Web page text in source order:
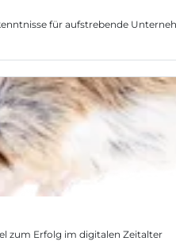
für aufstrebende
zum Erfolg im digitalen Zeitalter